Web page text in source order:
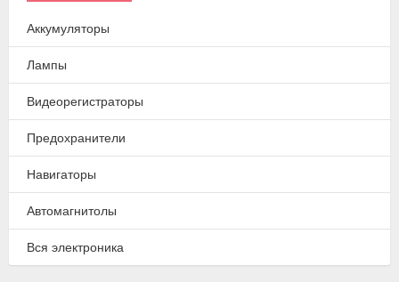
Аккумуляторы
Лампы
Видеорегистраторы
Предохранители
Навигаторы
Автомагнитолы
Вся электроника